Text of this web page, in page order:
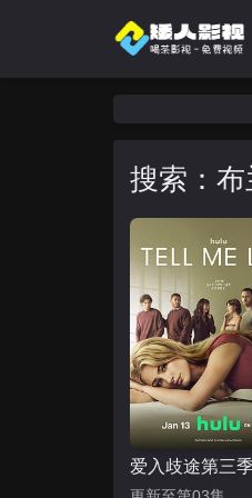
搜索：布
爱入歧途第三